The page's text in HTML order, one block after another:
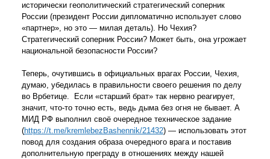
исторически геополитический стратегический соперник
России (президент России дипломатично использует слово
«партнер», но это — милая деталь). Но Чехия?
Стратегический соперник России? Может быть, она угрожает
национальной безопасности России?
Теперь, очутившись в официальных врагах России, Чехия,
думаю, убедилась в правильности своего решения по делу
во Врбетице. Если «старший брат» так нервно реагирует,
значит, что-то точно есть, ведь дыма без огня не бывает. А
МИД РФ выполнил своё очередное техническое задание
(https://t.me/kremlebezBashennik/21432) — использовать этот
повод для создания образа очередного врага и поставив
дополнительную преграду в отношениях между нашей